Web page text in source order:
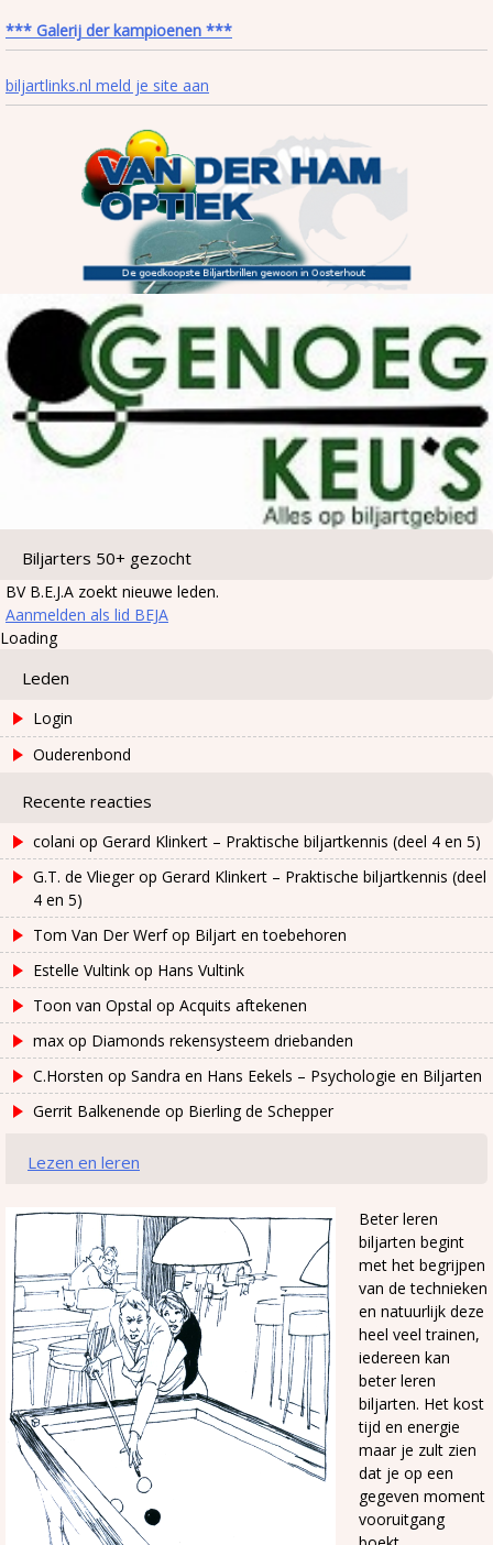
*** Galerij der kampioenen ***
biljartlinks.nl meld je site aan
Biljarters 50+ gezocht
BV B.E.J.A zoekt nieuwe leden.
Aanmelden als lid BEJA
Loading
Leden
Login
Ouderenbond
Recente reacties
colani op Gerard Klinkert – Praktische biljartkennis (deel 4 en 5)
G.T. de Vliegerop Gerard Klinkert – Praktische biljartkennis (deel
4 en 5)
Tom Van Der Werfop Biljart en toebehoren
Estelle Vultink op Hans Vultink
Toon van Opstal op Acquits aftekenen
max op Diamonds rekensysteem driebanden
C.Horsten op Sandra en Hans Eekels – Psychologie en Biljarten
Gerrit Balkenende op Bierling de Schepper
Lezen en leren
Beter leren
biljarten begint
met het begrijpen
van de technieken
en natuurlijk deze
heel veel trainen,
iedereen kan
beter leren
biljarten. Het kost
tijd en energie
maar je zult zien
dat je op een
gegeven moment
vooruitgang